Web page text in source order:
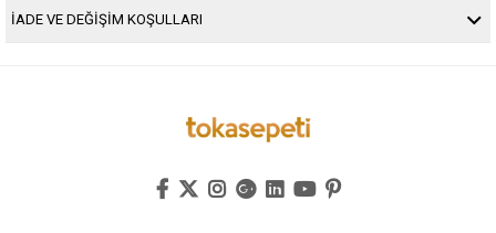
İADE VE DEĞİŞİM KOŞULLARI